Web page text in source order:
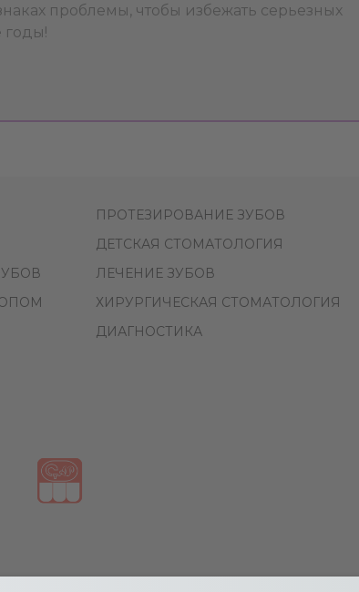
проблемы, чтобы избежать серьезных
годы!
ПРОТЕЗИРОВАНИЕ ЗУБОВ
ДЕТСКАЯ СТОМАТОЛОГИЯ
ЛЕЧЕНИЕ ЗУБОВ
ХИРУРГИЧЕСКАЯ СТОМАТОЛОГИЯ
ДИАГНОСТИКА